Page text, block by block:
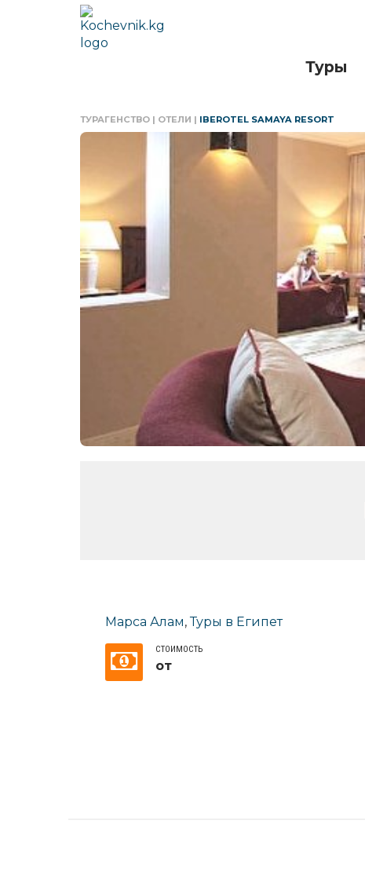
Туры
ТУРАГЕНСТВО | ОТЕЛИ | IBEROTEL SAMAYA RESORT
Марса Алам,Туры в Египет
СТОИМОСТЬ
от